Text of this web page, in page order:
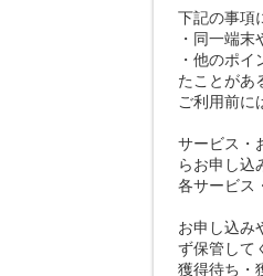
下記の事項
・同一端
・他のポ
たことがあ
ご利用前に
サービス・
らお申し込
各サービス
お申し込み
ず保管して
獲得待ち・